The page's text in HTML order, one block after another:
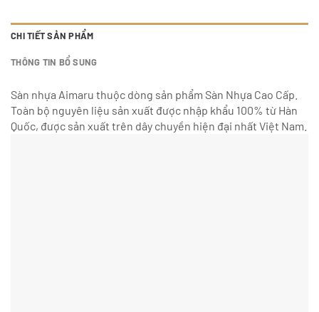
CHI TIẾT SẢN PHẨM
THÔNG TIN BỔ SUNG
Sàn nhựa Aimaru thuộc dòng sản phẩm Sàn Nhựa Cao Cấp.
Toàn bộ nguyên liệu sản xuất được nhập khẩu 100% từ Hàn
Quốc, được sản xuất trên dây chuyền hiện đại nhất Việt Nam.